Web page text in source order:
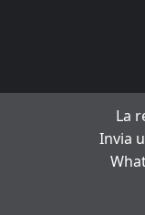
La
Invia